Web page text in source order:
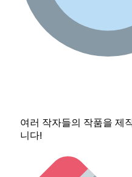
여러 작자들의 작품을 제
니다!